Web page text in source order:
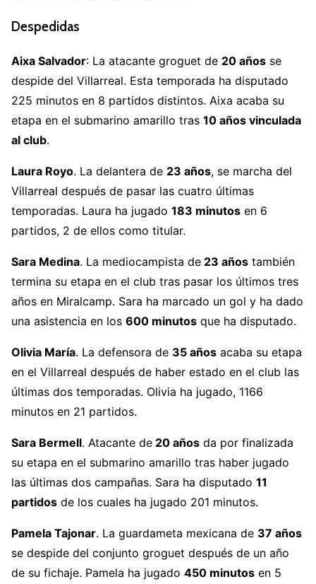
Despedidas
Aixa Salvador: La atacante groguet de 20 años se
despide del Villarreal. Esta temporada ha disputado
225 minutos en 8 partidos distintos. Aixa acaba su
etapa en el submarino amarillo tras 10 años vinculada
al club.
Laura Royo. La delantera de 23 años, se marcha del
Villarreal después de pasar las cuatro últimas
temporadas. Laura ha jugado 183 minutos en 6
partidos, 2 de ellos como titular.
Sara Medina. La mediocampista de 23 años también
termina su etapa en el club tras pasar los últimos tres
años en Miralcamp. Sara ha marcado un gol y ha dado
una asistencia en los 600 minutos que ha disputado.
Olivia María. La defensora de 35 años acaba su etapa
en el Villarreal después de haber estado en el club las
últimas dos temporadas. Olivia ha jugado, 1166
minutos en 21 partidos.
Sara Bermell. Atacante de 20 años da por finalizada
su etapa en el submarino amarillo tras haber jugado
las últimas dos campañas. Sara ha disputado 11
partidos de los cuales ha jugado 201 minutos.
Pamela Tajonar. La guardameta mexicana de 37 años
se despide del conjunto groguet después de un año
de su fichaje. Pamela ha jugado 450 minutos en 5